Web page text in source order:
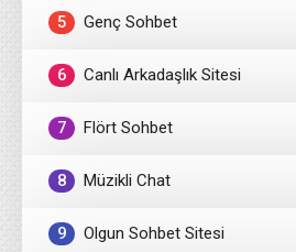
5 Genç Sohbet
6 Canlı Arkadaşlık Sitesi
7 Flört Sohbet
8 Müzikli Chat
9 Olgun Sohbet Sitesi